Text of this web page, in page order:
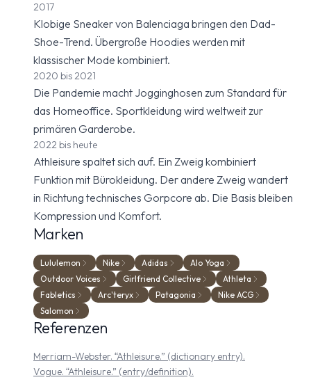
2017
Klobige Sneaker von Balenciaga bringen den Dad-
Shoe-Trend. Übergroße Hoodies werden mit
klassischer Mode kombiniert.
2020 bis 2021
Die Pandemie macht Jogginghosen zum Standard für
das Homeoffice. Sportkleidung wird weltweit zur
primären Garderobe.
2022 bis heute
Athleisure spaltet sich auf. Ein Zweig kombiniert
Funktion mit Bürokleidung. Der andere Zweig wandert
in Richtung technisches Gorpcore ab. Die Basis bleiben
Kompression und Komfort.
Marken
Lululemon Nike Adidas
Alo Yoga
Outdoor Voices
Girlfriend Collective
Athleta
Fabletics
Arc'teryx Patagonia
Nike ACG
Salomon
Referenzen
Merriam-Webster. “Athleisure.” (dictionary entry).
Vogue. “Athleisure.” (entry/definition).